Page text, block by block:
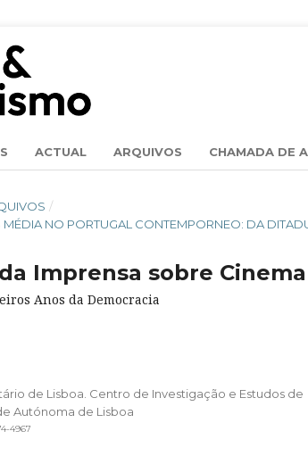
ACTUAL ARQUIVOS CHAMADA DE
/
MÉDIA NO PORTUGAL CONTEMPORNEO: DA
Imprensa sobre
Anos da Democracia
de Lisboa. Centro de Investigação e Estudos de
Autónoma de Lisboa
4967